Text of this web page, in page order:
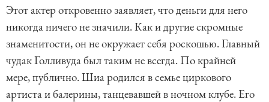
Этот актер откровенно заявляет, что деньги для него
никогда ничего не значили. Как и другие скромные
знаменитости, он не окружает себя роскошью. Главный
чудак Голливуда был таким не всегда. По крайней
мере, публично. Шиа родился в семье циркового
артиста и балерины, танцевавшей в ночном клубе. Его